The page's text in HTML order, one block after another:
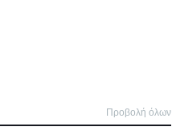
Προβολή όλων